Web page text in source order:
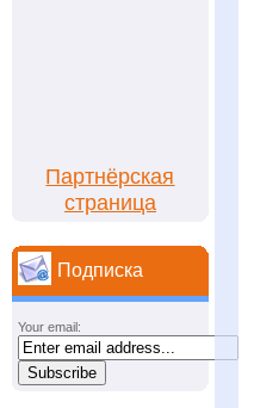
Партнёрская
страница
Подписка
Your email: